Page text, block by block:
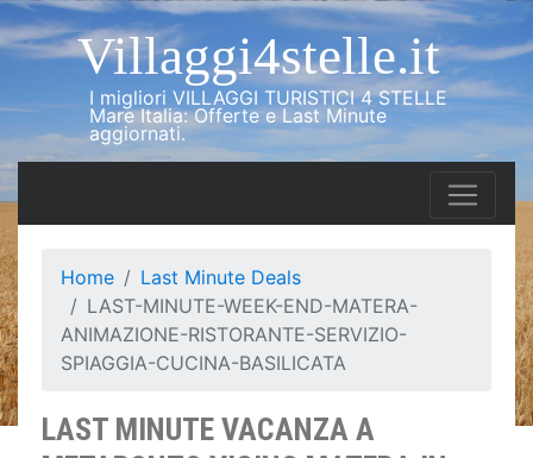
Villaggi4stelle.it
I migliori VILLAGGI TURISTICI 4 STELLE
Mare Italia: Offerte e Last Minute
aggiornati.
Home
Last Minute Deals
LAST-MINUTE-WEEK-END-MATERA-
ANIMAZIONE-RISTORANTE-SERVIZIO-
SPIAGGIA-CUCINA-BASILICATA
LAST MINUTE VACANZA A